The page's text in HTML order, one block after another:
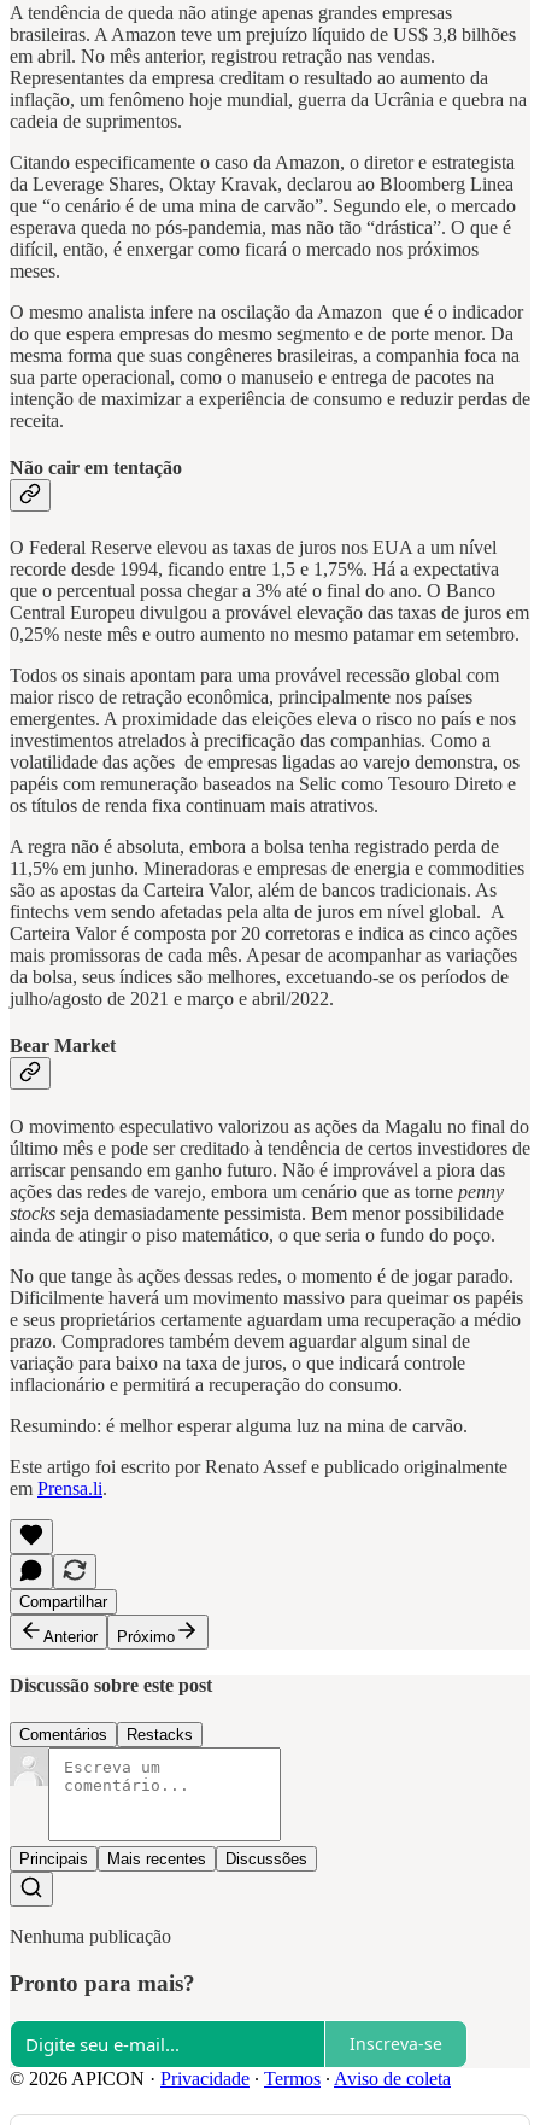
A tendência de queda não atinge apenas grandes empresas
brasileiras. A Amazon teve um prejuízo líquido de US$ 3,8 bilhões
em abril. No mês anterior, registrou retração nas vendas.
Representantes da empresa creditam o resultado ao aumento da
inflação, um fenômeno hoje mundial, guerra da Ucrânia e quebra na
cadeia de suprimentos.
Citando especificamente o caso da Amazon, o diretor e estrategista
da Leverage Shares, Oktay Kravak, declarou ao Bloomberg Linea
que “o cenário é de uma mina de carvão”. Segundo ele, o mercado
esperava queda no pós-pandemia, mas não tão “drástica”. O que é
difícil, então, é enxergar como ficará o mercado nos próximos
meses.
O mesmo analista infere na oscilação da Amazon que é o indicador
do que espera empresas do mesmo segmento e de porte menor. Da
mesma forma que suas congêneres brasileiras, a companhia foca na
sua parte operacional, como o manuseio e entrega de pacotes na
intenção de maximizar a experiência de consumo e reduzir perdas de
receita.
Não cair em tentação
O Federal Reserve elevou as taxas de juros nos EUA a um nível
recorde desde 1994, ficando entre 1,5 e 1,75%. Há a expectativa
que o percentual possa chegar a 3% até o final do ano. O Banco
Central Europeu divulgou a provável elevação das taxas de juros em
0,25% neste mês e outro aumento no mesmo patamar em setembro.
Todos os sinais apontam para uma provável recessão global com
maior risco de retração econômica, principalmente nos países
emergentes. A proximidade das eleições eleva o risco no país e nos
investimentos atrelados à precificação das companhias. Como a
volatilidade das ações de empresas ligadas ao varejo demonstra, os
papéis com remuneração baseados na Selic como Tesouro Direto e
os títulos de renda fixa continuam mais atrativos.
A regra não é absoluta, embora a bolsa tenha registrado perda de
11,5% em junho. Mineradoras e empresas de energia e commodities
são as apostas da Carteira Valor, além de bancos tradicionais. As
fintechs vem sendo afetadas pela alta de juros em nível global. A
Carteira Valor é composta por 20 corretoras e indica as cinco ações
mais promissoras de cada mês. Apesar de acompanhar as variações
da bolsa, seus índices são melhores, excetuando-se os períodos de
julho/agosto de 2021 e março e abril/2022.
Bear Market
O movimento especulativo valorizou as ações da Magalu no final do
último mês e pode ser creditado à tendência de certos investidores de
arriscar pensando em ganho futuro. Não é improvável a piora das
ações das redes de varejo, embora um cenário que as torne penny
stocks seja demasiadamente pessimista. Bem menor possibilidade
ainda de atingir o piso matemático, o que seria o fundo do poço.
No que tange às ações dessas redes, o momento é de jogar parado.
Dificilmente haverá um movimento massivo para queimar os papéis
e seus proprietários certamente aguardam uma recuperação a médio
prazo. Compradores também devem aguardar algum sinal de
variação para baixo na taxa de juros, o que indicará controle
inflacionário e permitirá a recuperação do consumo.
Resumindo: é melhor esperar alguma luz na mina de carvão.
Este artigo foi escrito por Renato Assef e publicado originalmente
em Prensa.li.
Compartilhar
Anterior
Próximo
Discussão sobre este post
Comentários Restacks
Principais Mais recentes Discussões
Nenhuma publicação
Pronto para mais?
Inscreva-se
© 2026 APICON · Privacidade ∙ Termos ∙ Aviso de coleta